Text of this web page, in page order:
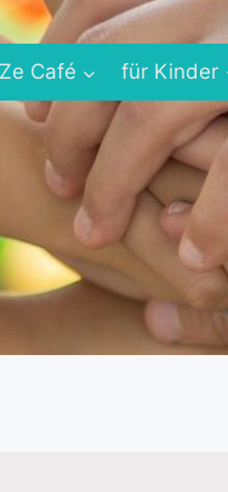
Café für Kinder